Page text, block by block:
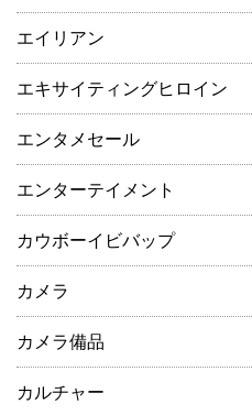
エイリアン
エキサイティングヒロイン
エンタメセール
エンターテイメント
カウボーイビバップ
カメラ
カメラ備品
カルチャー